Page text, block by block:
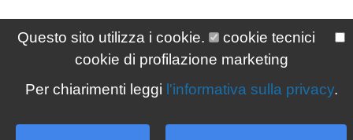
Questo sito utilizza i cookie.
cookie tecnici
cookie di profilazione marketing
Per chiarimenti leggi l'informativa sulla privacy.